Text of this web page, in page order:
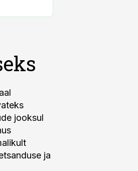
jooksul
ja